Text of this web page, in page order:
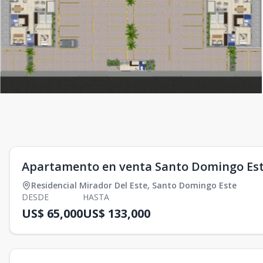
Apartamento en venta Santo Domingo
Residencial Mirador Del Este, Santo Domingo Este
DESDE
US$ 65,000
HASTA
US$ 133,000